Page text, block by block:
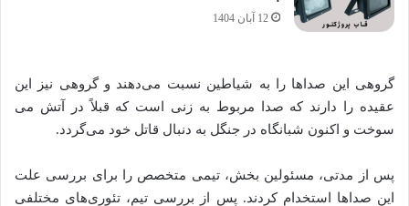
12 آبان 1404
گروهی این صداها را به شیاطین نسبت می‌دهند و گروهی نیز این
عقیده را دارند که صدا مربوط به زنی است که قبلاً در آتش می
سوخت و اکنون شبانگاه در جنگل به دنبال قاتل خود می‌گردد.
پس از مدتی، مسئولین بخش، تیمی متخصص را برای بررسی علت
این صداها استخدام کردند. پس از بررسی تیم، تئوری‌های مختلفی